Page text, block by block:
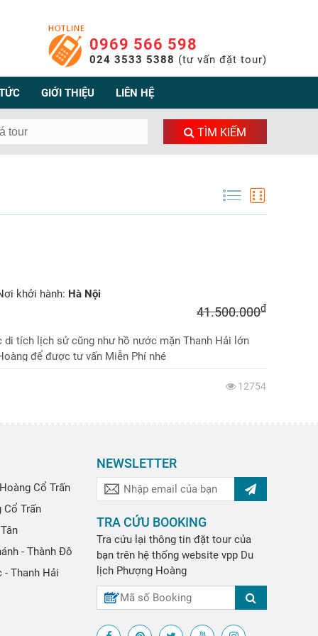
0969 566 598
024 3533 5388 (tư vấn đặt tour)
GIỚI THIỆU LIÊN HỆ
TÌM KIẾM
khởi hành: Hà Nội
41.500.000đ
di tích lịch sử cũng như hồ nước mặn Thanh Hải lớn
để được tư vấn Miễn Phí nhé
12754
Cổ Trấn
Cổ Trấn
- Thành Đô
- Thanh Hải
NEWSLETTER
TRA CỨU BOOKING
Tra cứu lại thông tin đặt tour của
bạn trên hệ thống website vpp Du
lịch Phượng Hoàng